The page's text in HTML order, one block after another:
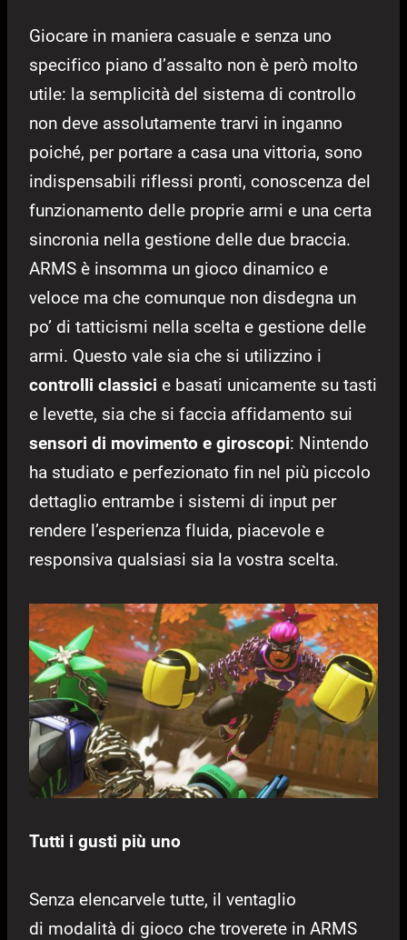
Giocare in maniera casuale e senza uno
specifico piano d’assalto non è però molto
utile: la semplicità del sistema di controllo
non deve assolutamente trarvi in inganno
poiché, per portare a casa una vittoria, sono
indispensabili riflessi pronti, conoscenza del
funzionamento delle proprie armi e una certa
sincronia nella gestione delle due braccia.
ARMS è insomma un gioco dinamico e
veloce ma che comunque non disdegna un
po’ di tatticismi nella scelta e gestione delle
armi. Questo vale sia che si utilizzino i
controlli classici e basati unicamente su tasti
e levette, sia che si faccia affidamento sui
sensori di movimento e giroscopi: Nintendo
ha studiato e perfezionato fin nel più piccolo
dettaglio entrambe i sistemi di input per
rendere l’esperienza fluida, piacevole e
responsiva qualsiasi sia la vostra scelta.
Tutti i gusti più uno
Senza elencarvele tutte, il ventaglio
di modalità di gioco che troverete in ARMS